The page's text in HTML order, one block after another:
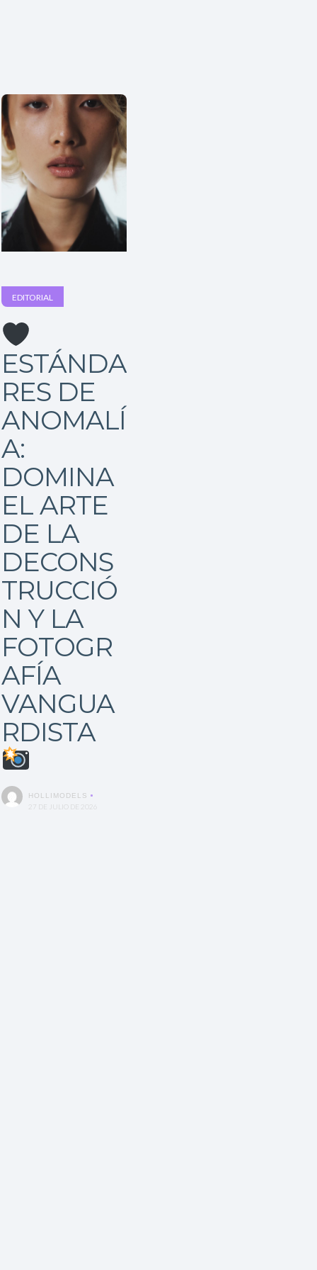
EDITORIAL
ESTÁNDA
RES DE
ANOMALÍ
A:
DOMINA
EL ARTE
DE LA
DECONS
TRUCCIÓ
N Y LA
FOTOGR
AFÍA
VANGUA
RDISTA
HOLLIMODELS
27 DE JULIO DE 2026